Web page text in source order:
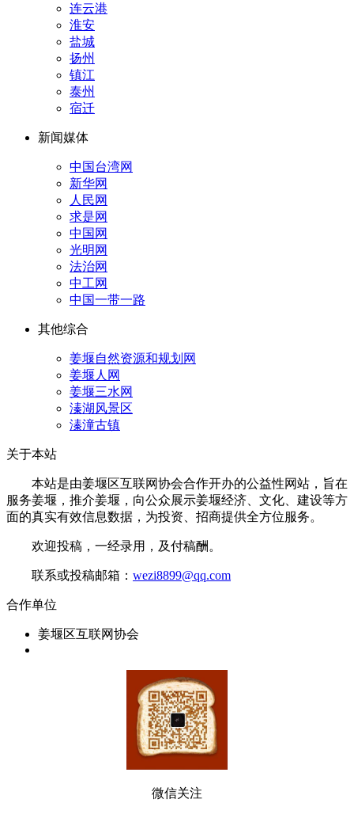
连云港
淮安
盐城
扬州
镇江
泰州
宿迁
新闻媒体
中国台湾网
新华网
人民网
求是网
中国网
光明网
法治网
中工网
中国一带一路
其他综合
姜堰自然资源和规划网
姜堰人网
姜堰三水网
溱湖风景区
溱潼古镇
关于本站
本站是由姜堰区互联网协会合作开办的公益性网站，旨在
服务姜堰，推介姜堰，向公众展示姜堰经济、文化、建设等方
面的真实有效信息数据，为投资、招商提供全方位服务。
欢迎投稿，一经录用，及付稿酬。
联系或投稿邮箱： wezi8899@qq.com
合作单位
姜堰区互联网协会
微信关注